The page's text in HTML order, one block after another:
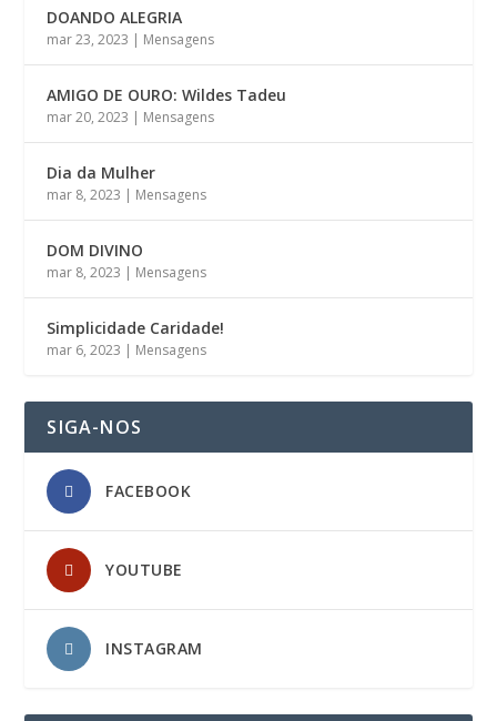
DOANDO ALEGRIA
mar 23, 2023 | Mensagens
AMIGO DE OURO: Wildes Tadeu
mar 20, 2023 | Mensagens
Dia da Mulher
mar 8, 2023 | Mensagens
DOM DIVINO
mar 8, 2023 | Mensagens
Simplicidade Caridade!
mar 6, 2023 | Mensagens
SIGA-NOS
FACEBOOK
YOUTUBE
INSTAGRAM